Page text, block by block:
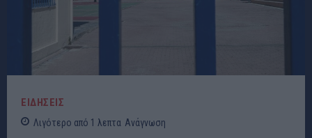
ΕΙΔΗΣΕΙΣ
Λιγότερο από 1 λεπτα Ανάγνωση